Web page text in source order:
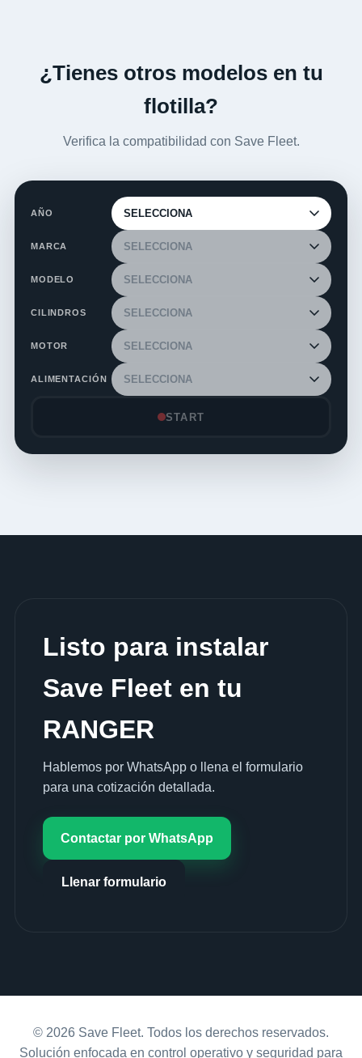
¿Tienes otros modelos en tu
flotilla?
Verifica la compatibilidad con Save Fleet.
AÑO
MARCA
MODELO
CILINDROS
MOTOR
ALIMENTACIÓN
START
Listo para instalar
Save Fleet en tu
RANGER
Hablemos por WhatsApp o llena el formulario
para una cotización detallada.
Contactar por WhatsApp
Llenar formulario
© 2026 Save Fleet. Todos los derechos reservados.
Solución enfocada en control operativo y seguridad para